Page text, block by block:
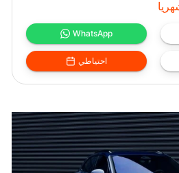
WhatsApp
احتياطي